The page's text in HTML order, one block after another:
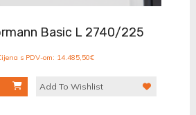
Basic L 2740/225
s PDV-om: 14.485,50€
Add To Wishlist